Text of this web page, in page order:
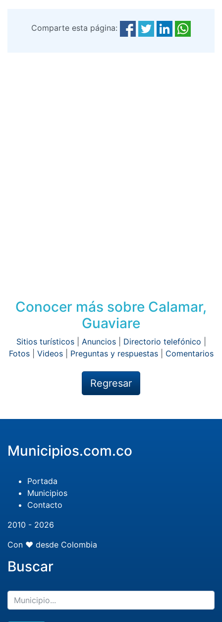
Comparte esta página:
Conocer más sobre Calamar,
Guaviare
Sitios turísticos| Anuncios| Directorio telefónico
Fotos| Videos| Preguntas y respuestas| Comentarios
Regresar
Municipios.com.co
Portada
Municipios
Contacto
2010 - 2026
Con ❤️ desde Colombia
Buscar